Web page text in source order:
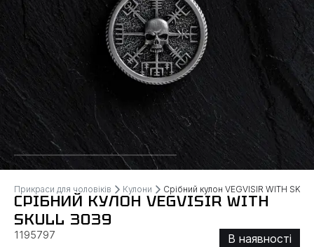
Прикраси для чоловіків Кулони Срібний кулон VEGVISIR WITH
СРІБНИЙ КУЛОН VEGVISIR WITH
SKULL 3039
1195797
В наявності